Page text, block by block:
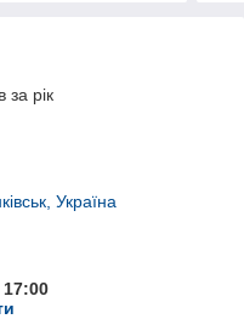
за рік
Україна